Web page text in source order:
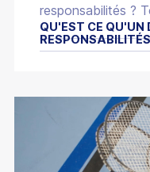
responsabilités ?
QU'EST CE QU'UN
RESPONSABILITÉS